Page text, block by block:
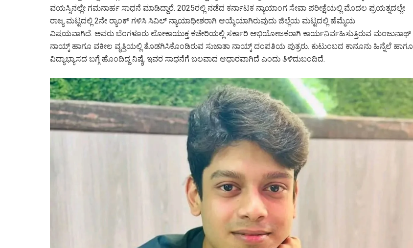
ವಯಸ್ಸಿನಲ್ಲೇ ಗಮನಾರ್ಹ ಸಾಧನೆ ಮಾಡಿದ್ದಾರೆ. 2025ರಲ್ಲಿ ನಡೆದ ಕರ್ನಾಟಕ ನ್ಯಾಯಾಂಗ ಸೇವಾ ಪರೀಕ್ಷೆಯಲ್ಲಿ ಮೊದಲ ಪ್ರಯತ್ನದಲ್ಲೇ
ರಾಜ್ಯ ಮಟ್ಟದಲ್ಲಿ 2ನೇ ರ‍್ಯಾಂಕ್ ಗಳಿಸಿ ಸಿವಿಲ್ ನ್ಯಾಯಾಧೀಶರಾಗಿ ಆಯ್ಕೆಯಾಗಿರುವುದು ಜಿಲ್ಲೆಯ ಮಟ್ಟದಲ್ಲಿ ಹೆಮ್ಮೆಯ
ವಿಷಯವಾಗಿದೆ. ಅವರು ಬೆಂಗಳೂರು ಲೋಕಾಯುಕ್ತ ಕಚೇರಿಯಲ್ಲಿ ಸರ್ಕಾರಿ ಅಭಿಯೋಜಕರಾಗಿ ಕಾರ್ಯನಿರ್ವಹಿಸುತ್ತಿರುವ ಮಂಜುನಾಥ್
ನಾಯ್ಕ್ ಹಾಗೂ ವಕೀಲ ವೃತ್ತಿಯಲ್ಲಿ ತೊಡಗಿಸಿಕೊಂಡಿರುವ ಸುಜಾತಾ ನಾಯ್ಕ್ ದಂಪತಿಯ ಪುತ್ರರು. ಕುಟುಂಬದ ಕಾನೂನು ಹಿನ್ನೆಲೆ ಹಾಗೂ
ವಿದ್ಯಾಭ್ಯಾಸದ ಬಗ್ಗೆ ಹೊಂದಿದ್ದ ನಿಷ್ಠೆ, ಇವರ ಸಾಧನೆಗೆ ಬಲವಾದ ಆಧಾರವಾಗಿದೆ ಎಂದು ತಿಳಿದುಬಂದಿದೆ.